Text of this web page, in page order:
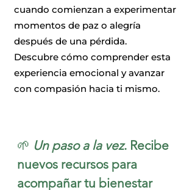
cuando comienzan a experimentar
momentos de paz o alegría
después de una pérdida.
Descubre cómo comprender esta
experiencia emocional y avanzar
con compasión hacia ti mismo.
🌱 Un paso a la vez. Recibe
nuevos recursos para
acompañar tu bienestar